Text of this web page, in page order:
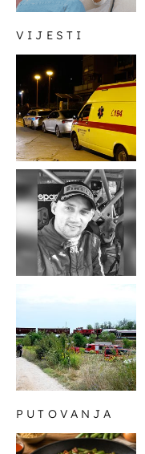
VIJESTI
PUTOVANJA